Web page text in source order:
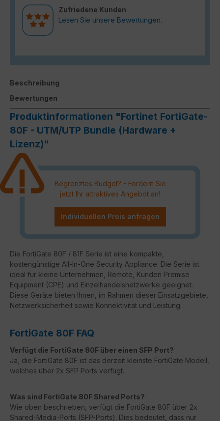
Zufriedene Kunden
Lesen Sie unsere Bewertungen.
Beschreibung
Bewertungen
Produktinformationen "Fortinet FortiGate-
80F - UTM/UTP Bundle (Hardware +
Lizenz)"
Begrenztes Budget? - Fordern Sie
jetzt Ihr attraktives Angebot an!
Individuellen Preis anfragen
Die FortiGate 80F / 81F Serie ist eine kompakte,
kostengünstige All-In-One Security Appliance. Die Serie ist
ideal für kleine Unternehmen, Remote, Kunden Premise
Equipment (CPE) und Einzelhandelsnetzwerke geeignet.
Diese Geräte bieten Ihnen, im Rahmen dieser Einsatzgebiete,
Netzwerksicherheit sowie Konnektivität und Leistung.
FortiGate 80F FAQ
Verfügt die FortiGate 80F über einen SFP Port?
Ja, die FortiGate 80F ist das derzeit kleinste FortiGate Modell,
welches über 2x SFP Ports verfügt.
Was sind FortiGate 80F Shared Ports?
Wie oben beschrieben, verfügt die FortiGate 80F über 2x
Shared-Media-Ports (SFP-Ports). Dies bedeutet, dass nur